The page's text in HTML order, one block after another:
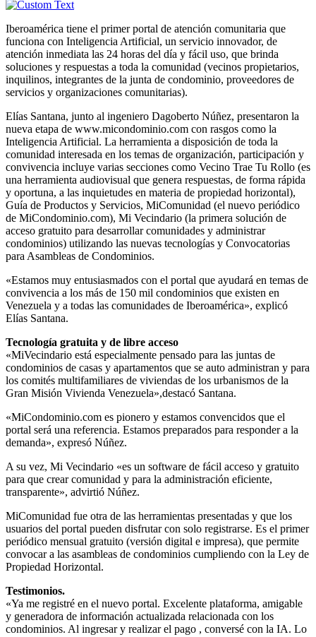
Iberoamérica tiene el primer portal de atención comunitaria que
funciona con Inteligencia Artificial, un servicio innovador, de
atención inmediata las 24 horas del día y fácil uso, que brinda
soluciones y respuestas a toda la comunidad (vecinos propietarios,
inquilinos, integrantes de la junta de condominio, proveedores de
servicios y organizaciones comunitarias).
Elías Santana, junto al ingeniero Dagoberto Núñez, presentaron la
nueva etapa de www.micondominio.com con rasgos como la
Inteligencia Artificial. La herramienta a disposición de toda la
comunidad interesada en los temas de organización, participación y
convivencia incluye varias secciones como Vecino Trae Tu Rollo (es
una herramienta audiovisual que genera respuestas, de forma rápida
y oportuna, a las inquietudes en materia de propiedad horizontal),
Guía de Productos y Servicios, MiComunidad (el nuevo periódico
de MiCondominio.com), Mi Vecindario (la primera solución de
acceso gratuito para desarrollar comunidades y administrar
condominios) utilizando las nuevas tecnologías y Convocatorias
para Asambleas de Condominios.
«Estamos muy entusiasmados con el portal que ayudará en temas de
convivencia a los más de 150 mil condominios que existen en
Venezuela y a todas las comunidades de Iberoamérica», explicó
Elías Santana.
Tecnología gratuita y de libre acceso
«MiVecindario está especialmente pensado para las juntas de
condominios de casas y apartamentos que se auto administran y para
los comités multifamiliares de viviendas de los urbanismos de la
Gran Misión Vivienda Venezuela»,destacó Santana.
«MiCondominio.com es pionero y estamos convencidos que el
portal será una referencia. Estamos preparados para responder a la
demanda», expresó Núñez.
A su vez, Mi Vecindario «es un software de fácil acceso y gratuito
para que crear comunidad y para la administración eficiente,
transparente», advirtió Núñez.
MiComunidad fue otra de las herramientas presentadas y que los
usuarios del portal pueden disfrutar con solo registrarse. Es el primer
periódico mensual gratuito (versión digital e impresa), que permite
convocar a las asambleas de condominios cumpliendo con la Ley de
Propiedad Horizontal.
Testimonios.
«Ya me registré en el nuevo portal. Excelente plataforma, amigable
y generadora de información actualizada relacionada con los
condominios. Al ingresar y realizar el pago , conversé con la IA. Lo